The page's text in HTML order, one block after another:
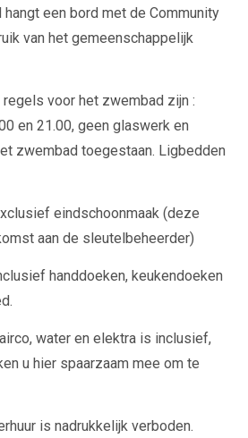
een bord met de Community
van het gemeenschappelijk
voor het zwembad zijn :
en 21.00, geen glaswerk en
zwembad toegestaan. Ligbedden
eindschoonmaak (deze
aan de sleutelbeheerder)
handdoeken, keukendoeken
water en elektra is inclusief,
u hier spaarzaam mee om te
is nadrukkelijk verboden.